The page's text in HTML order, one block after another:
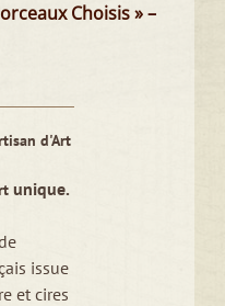
Choisis » –
d'Art
unique.
issue
et cires